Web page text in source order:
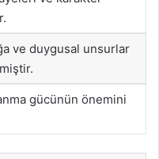
ve duygusal unsurlar
gücünün önemini